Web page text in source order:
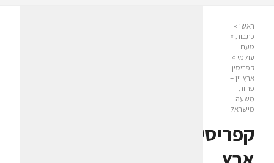
ראשי »
כתבות »
טעם
עולמי »
קפריסין
ארץ יין –
פחות
משעה
מישראל
קפריסין